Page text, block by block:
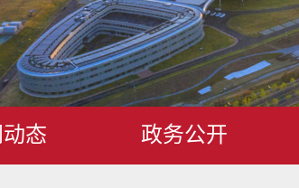
态 政务公开